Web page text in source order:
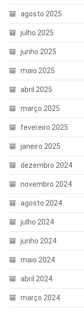
agosto 2025
julho 2025
junho 2025
maio 2025
abril 2025
março 2025
fevereiro 2025
janeiro 2025
dezembro 2024
novembro 2024
agosto 2024
julho 2024
junho 2024
maio 2024
abril 2024
março 2024